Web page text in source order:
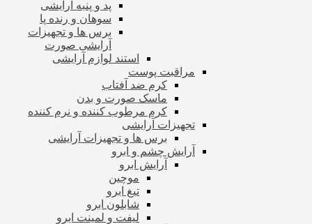
پد و پنبه آرایشی
سوهان و رنده پا
برس ها و تجهیزات
آرایشی صورت
استند لوازم آرایشی
مراقبت پوست
کرم ضد آفتاب
ماسک صورت و بدن
کرم مرطوب کننده و نرم کننده
تجهیزات آرایشی
برس ها و تجهیزات آرایشی
آرایش چشم و ابرو
آرایش ابرو
موچین
تیغ ابرو
شابلون ابرو
لیفت و لمینت ابرو